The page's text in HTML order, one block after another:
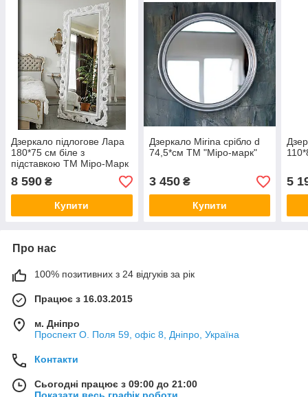
Дзеркало підлогове Лара
180*75 см біле з
підставкою ТМ Міро-Марк
8 590 ₴
Купити
Дзеркало Mirina срібло d
74,5*см ТМ "Міро-марк"
3 450₴
Купити
5
Про нас
100% позитивних з 24 відгуків за рік
Працює з 16.03.2015
м. Дніпро
Проспект О. Поля 59, офіс 8, Дніпро, Україна
Контакти
Сьогодні працює з 09:00 до 21:00